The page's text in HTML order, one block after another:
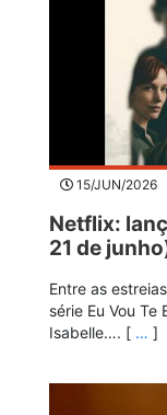
15/JUN/2026
Netflix:
21 de
Entre as
série Eu Vou
Isabelle…. [ … ]